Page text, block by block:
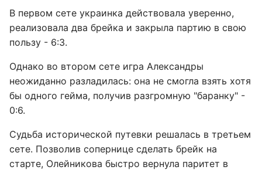
В первом сете украинка действовала уверенно,
реализовала два брейка и закрыла партию в свою
пользу - 6:3.
Однако во втором сете игра Александры
неожиданно разладилась: она не смогла взять хотя
бы одного гейма, получив разгромную "баранку" -
0:6.
Судьба исторической путевки решалась в третьем
сете. Позволив сопернице сделать брейк на
старте, Олейникова быстро вернула паритет в